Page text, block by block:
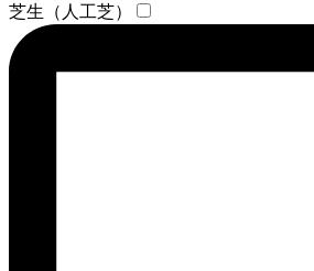
芝生（人工芝）